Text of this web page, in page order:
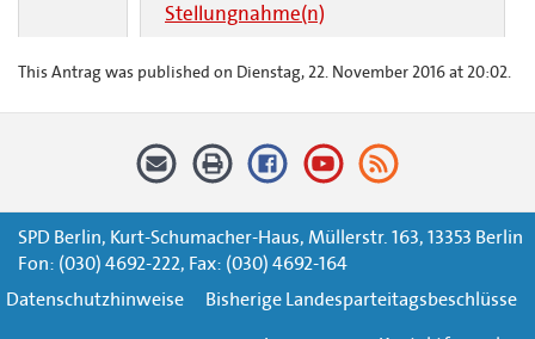
Stellungnahme(n)
This Antrag was published on Dienstag, 22. November 2016 at 20:02.
SPD Berlin, Kurt-Schumacher-Haus, Müllerstr. 163, 13353 Berlin
Fon: (030) 4692-222, Fax: (030) 4692-164
Datenschutzhinweise
Bisherige Landesparteitagsbeschlüsse